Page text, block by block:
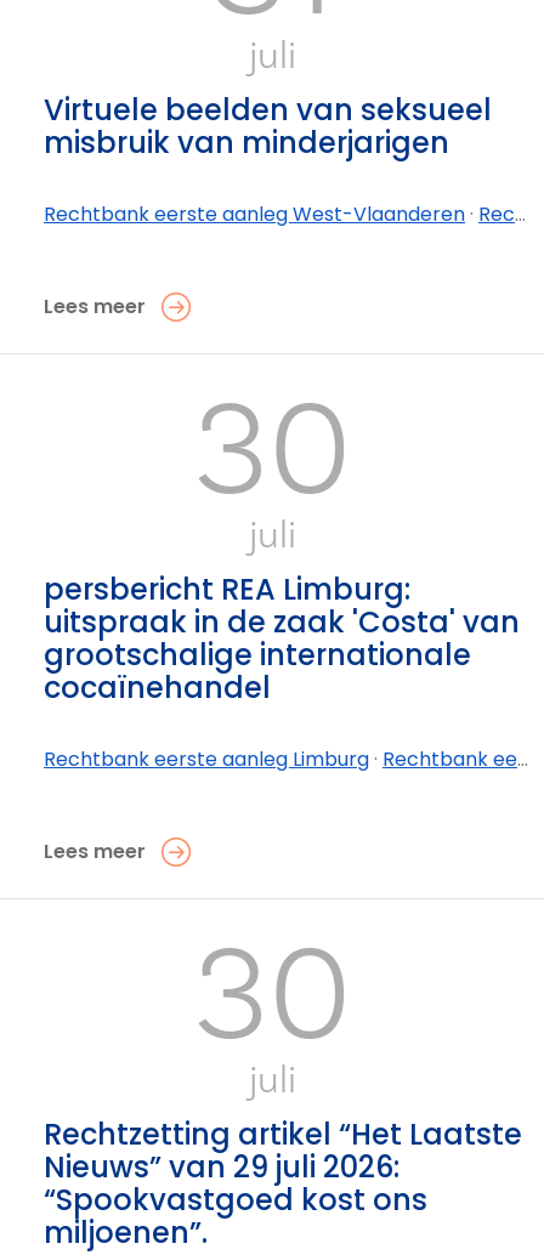
juli
Virtuele beelden van seksueel
misbruik van minderjarigen
Rechtbank eerste aanleg West-Vlaanderen· Rechtbank eerste aanleg West-Vlaanderen - afdeling Kortrijk
Lees meer
30
juli
persbericht REA Limburg:
uitspraak in de zaak 'Costa' van
grootschalige internationale
cocaïnehandel
Rechtbank eerste aanleg Limburg· Rechtbank eerste aanleg Limburg - afdeling Tongeren-Borgloon
Lees meer
30
juli
Rechtzetting artikel “Het Laatste
Nieuws” van 29 juli 2026:
“Spookvastgoed kost ons
miljoenen”.